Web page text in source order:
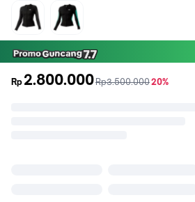
CharcoalGreen
Rp 2.800.000sebelum
Rp3.500.000diskon
20%